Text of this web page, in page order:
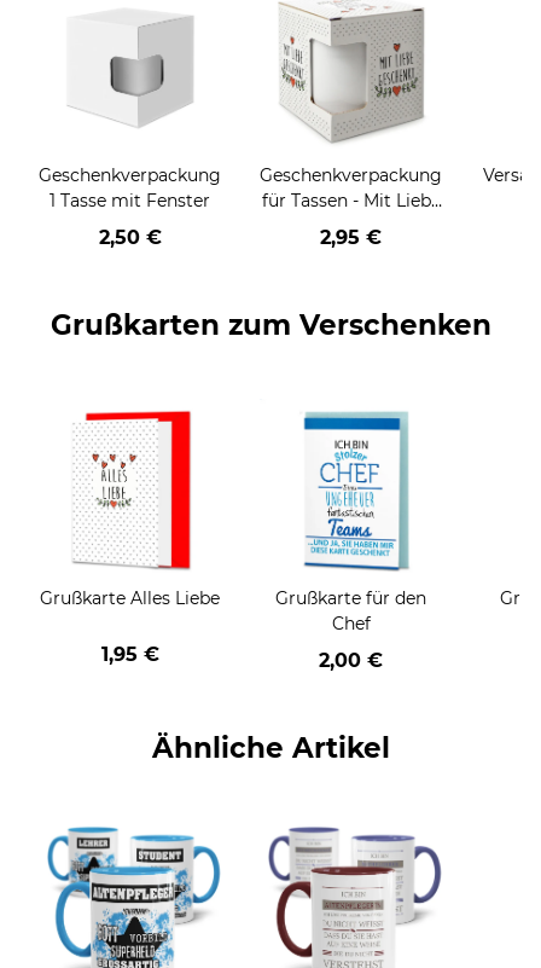
Geschenkverpackung
1 Tasse mit Fenster
2,50 €
Geschenkverpackung
für Tassen - Mit Liebe
geschenkt
2,95 €
Grußkarten zum Verschenken
Grußkarte Alles Liebe
1,95 €
Grußkarte für den
Chef
2,00 €
Ähnliche Artikel